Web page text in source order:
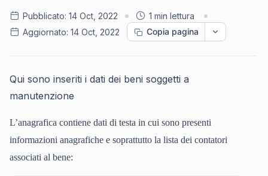
Pubblicato: 14 Oct, 2022
1 min lettura
Aggiornato: 14 Oct, 2022 Copia pagina
Qui sono inseriti i dati dei beni soggetti a
manutenzione
L’anagrafica contiene dati di testa in cui sono presenti
informazioni anagrafiche e soprattutto la lista dei contatori
associati al bene: